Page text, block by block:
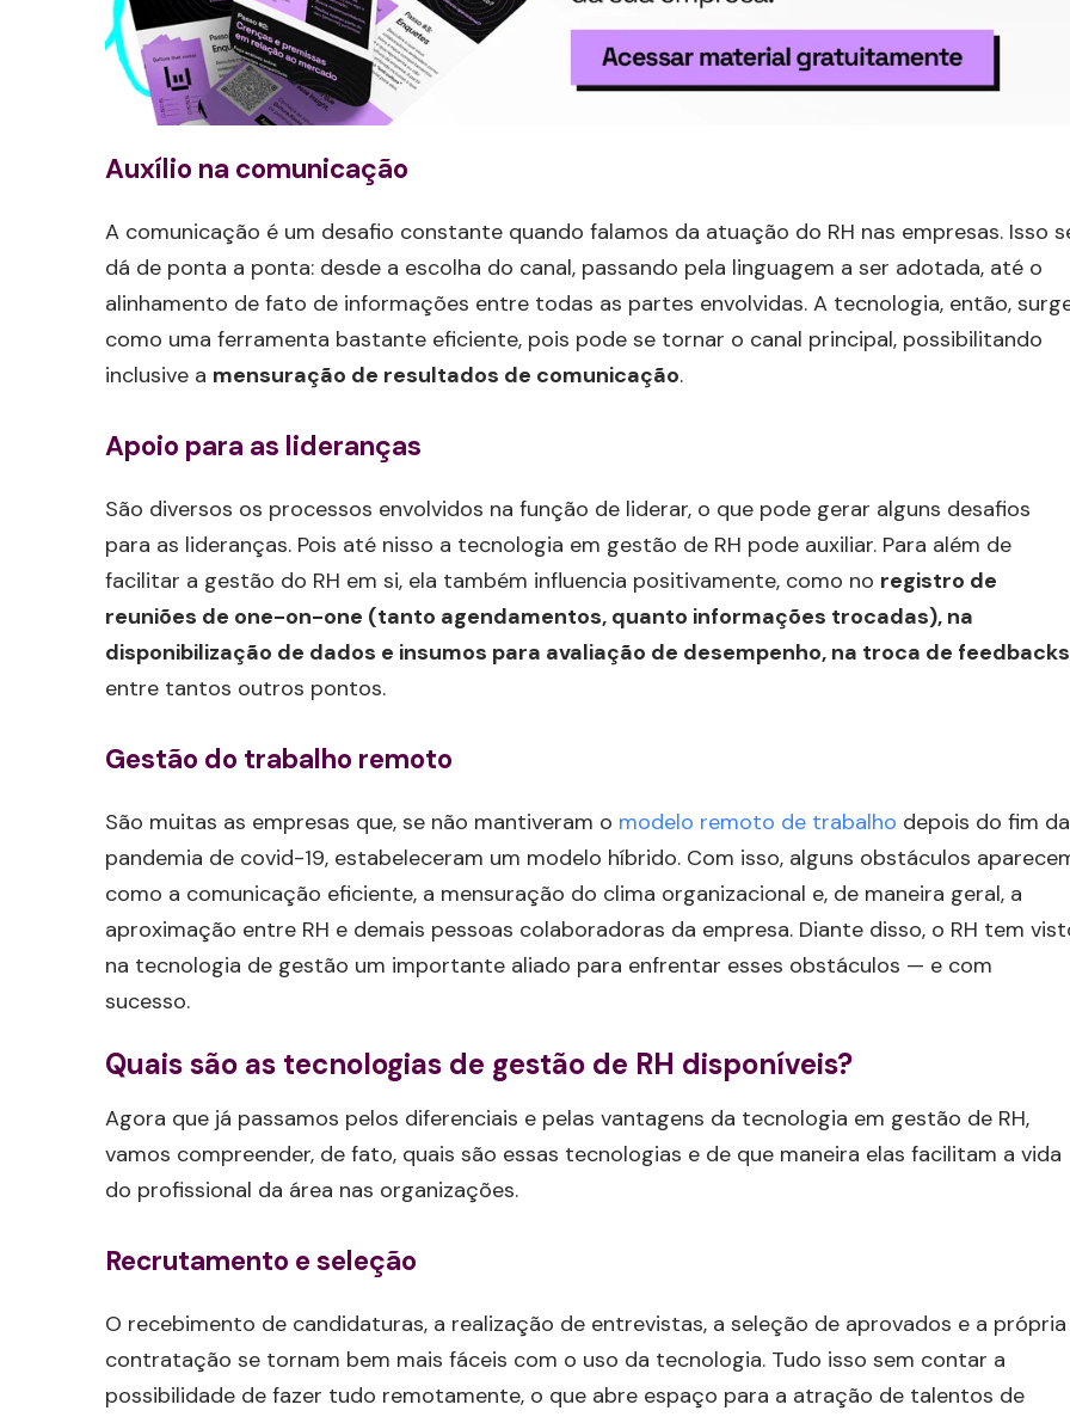
Auxílio na comunicação
A comunicação é um desafio constante quando falamos da atuação do RH nas empresas. Isso
dá de ponta a ponta: desde a escolha do canal, passando pela linguagem a ser adotada, até o
alinhamento de fato de informações entre todas as partes envolvidas. A tecnologia, então,
como uma ferramenta bastante eficiente, pois pode se tornar o canal principal, possibilitando
inclusive a mensuração de resultados de comunicação.
Apoio para as lideranças
São diversos os processos envolvidos na função de liderar, o que pode gerar alguns desafios
para as lideranças. Pois até nisso a tecnologia em gestão de RH pode auxiliar. Para além de
facilitar a gestão do RH em si, ela também influencia positivamente, como no registro de
reuniões de one-on-one (tanto agendamentos, quanto informações trocadas), na
disponibilização de dados e insumos para avaliação de desempenho, na troca de feedbacks
entre tantos outros pontos.
Gestão do trabalho remoto
São muitas as empresas que, se não mantiveram o modelo remoto de trabalho depois do fim da
pandemia de covid-19, estabeleceram um modelo híbrido. Com isso, alguns obstáculos
como a comunicação eficiente, a mensuração do clima organizacional e, de maneira geral, a
aproximação entre RH e demais pessoas colaboradoras da empresa. Diante disso, o RH tem
na tecnologia de gestão um importante aliado para enfrentar esses obstáculos — e com
sucesso.
Quais são as tecnologias de gestão de RH disponíveis?
Agora que já passamos pelos diferenciais e pelas vantagens da tecnologia em gestão de RH,
vamos compreender, de fato, quais são essas tecnologias e de que maneira elas facilitam a vida
do profissional da área nas organizações.
Recrutamento e seleção
O recebimento de candidaturas, a realização de entrevistas, a seleção de aprovados e a própria
contratação se tornam bem mais fáceis com o uso da tecnologia. Tudo isso sem contar a
possibilidade de fazer tudo remotamente, o que abre espaço para a atração de talentos de